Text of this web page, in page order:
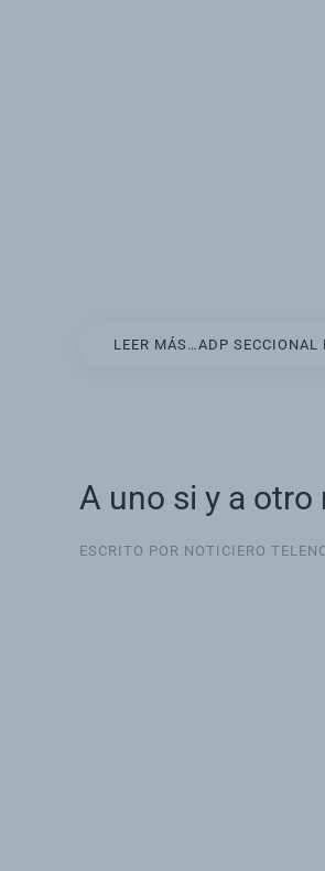
LEER MÁS…ADP SECCIONAL
A uno si y a otro
ESCRITO POR NOTICIERO